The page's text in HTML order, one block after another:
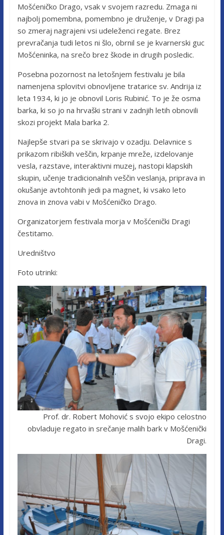
Mošćeničko Drago, vsak v svojem razredu. Zmaga ni
najbolj pomembna, pomembno je druženje, v Dragi pa
so zmeraj nagrajeni vsi udeleženci regate. Brez
prevračanja tudi letos ni šlo, obrnil se je kvarnerski guc
Mošćeninka, na srečo brez škode in drugih posledic.
Posebna pozornost na letošnjem festivalu je bila
namenjena splovitvi obnovljene tratarice sv. Andrija iz
leta 1934, ki jo je obnovil Loris Rubinić. To je že osma
barka, ki so jo na hrvaški strani v zadnjih letih obnovili
skozi projekt Mala barka 2.
Najlepše stvari pa se skrivajo v ozadju. Delavnice s
prikazom ribiških veščin, krpanje mreže, izdelovanje
vesla, razstave, interaktivni muzej, nastopi klapskih
skupin, učenje tradicionalnih veščin veslanja, priprava in
okušanje avtohtonih jedi pa magnet, ki vsako leto
znova in znova vabi v Mošćeničko Drago.
Organizatorjem festivala morja v Mošćenički Dragi
čestitamo.
Uredništvo
Foto utrinki:
Prof. dr. Robert Mohović s svojo ekipo celostno
obvladuje regato in srečanje malih bark v Mošćenički
Dragi.